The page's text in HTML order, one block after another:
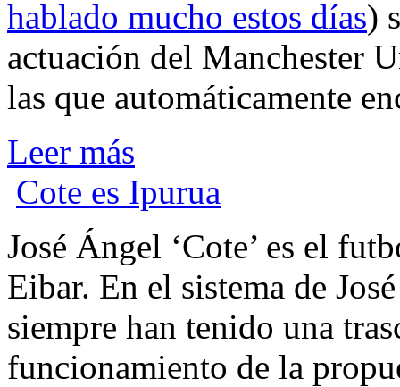
hablado mucho estos días)
actuación del Manchester
las que automáticamente
Leer más
Cote es Ipurua
José Ángel ‘Cote’ es el
Eibar. En el sistema de
siempre han tenido una
funcionamiento de la